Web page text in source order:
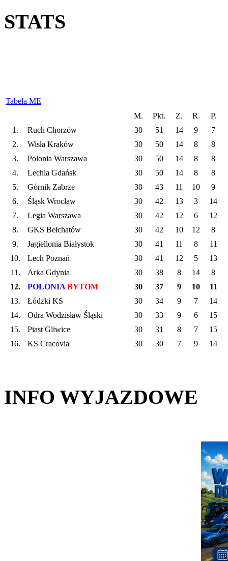
STATS
Tabela ME
M.
Pkt. Z. R.
P.
1.
Ruch Chorzów 30 51 14 9
7
2.
Wisła Kraków 30 50 14 8
8
3.
Polonia Warszawa 30 50 14 8
8
4.
Lechia Gdańsk 30 50 14 8
8
5.
Górnik Zabrze 30 43 11 10
9
6.
Śląsk Wrocław 30 42 13 3
14
7.
Legia Warszawa 30 42 12 6
12
8.
GKS Bełchatów 30 42 10 12
8
9.
Jagiellonia Białystok 30 41 11 8
11
10.
Lech Poznań 30 41 12 5
13
11.
Arka Gdynia 30 38 8 14
8
12.
POLONIA BYTOM 30 37 9 10
11
13.
Łódzki KS 30 34 9 7
14
14.
Odra Wodzisław Śląski 30 33 9 6
15
15.
Piast Gliwice 30 31 8 7
15
16.
KS Cracovia 30 30 7 9 14
INFO WYJAZDOWE